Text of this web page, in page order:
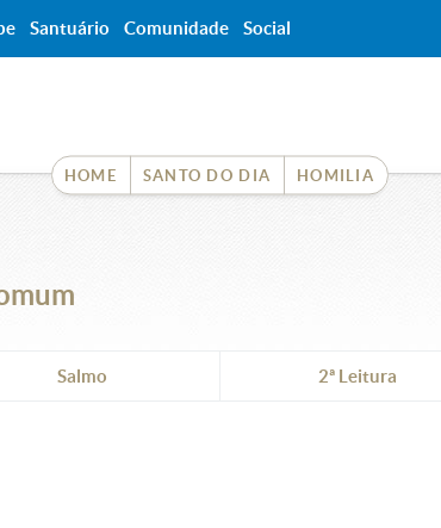
HOME SANTO DO DIA HOMILIA
Salmo 2ª Leitura
Santuário Comunidade Social